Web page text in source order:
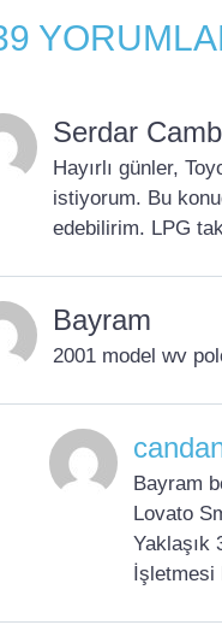
Serdar
Hayırlı günler,
istiyorum. Bu
edebilirim. LPG
Bayram
2001 model wv
Bayram
Lovato
Yaklaşık
İşletmesi